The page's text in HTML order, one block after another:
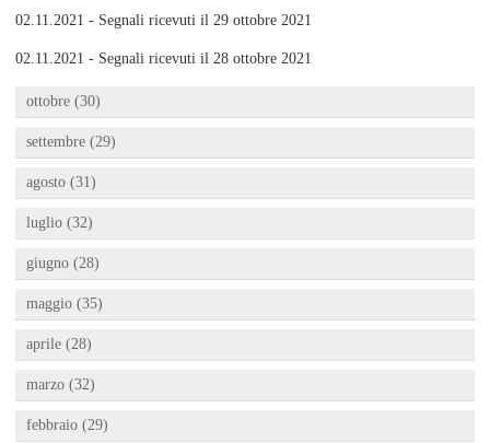
02.11.2021 - Segnali ricevuti il 29 ottobre 2021
02.11.2021 - Segnali ricevuti il 28 ottobre 2021
ottobre (30)
settembre (29)
agosto (31)
luglio (32)
giugno (28)
maggio (35)
aprile (28)
marzo (32)
febbraio (29)